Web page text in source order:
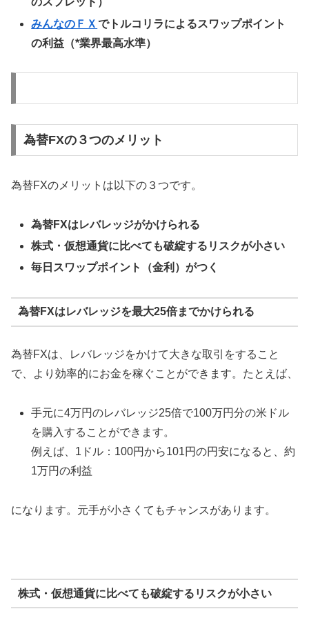
みんなのＦＸ でトルコリラによるスワップポイント
の利益（*業界最高水準）
為替FXの３つのメリット
為替FXのメリットは以下の３つです。
為替FXはレバレッジがかけられる
株式・仮想通貨に比べても破綻するリスクが小さい
毎日スワップポイント（金利）がつく
為替FXはレバレッジを最大25倍までかけられる
為替FXは、レバレッジをかけて大きな取引をすること
で、より効率的にお金を稼ぐことができます。たとえば、
手元に4万円のレバレッジ25倍で100万円分の米ドル
を購入することができます。
例えば、1ドル：100円から101円の円安になると、約
1万円の利益
になります。元手が小さくてもチャンスがあります。
株式・仮想通貨に比べても破綻するリスクが小さい